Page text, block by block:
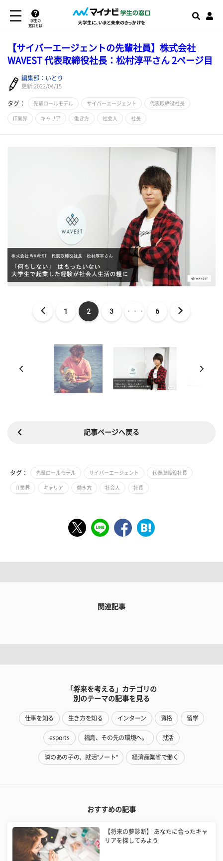
学生の
窓口とは
【サイバーエージェントの先輩社員】株式会社
WAVEST 代表取締役社長：松村淳平さん 2ページ目
編集部：いとり
更新:2022/04/15
タグ： 先輩ロールモデル サイバーエージェント 代表取締役社長
IT業界 キャリア 働き方 社会人 社長
1 2 3 ・・・ 6
記事ページへ戻る
タグ： 先輩ロールモデル サイバーエージェント 代表取締役社長
IT業界 キャリア 働き方 社会人 社長
関連記事
「将来を考える」カテゴリの
別のテーマの記事を見る
仕事を知る 生き方を知る インターン 資格 留学
esports 福島、その先の環境へ。 就活
隣のあの子の、就活"ノート" 経済産業省で働く
おすすめの記事
【将来の夢診断】 あなたに合ったキャ
リアを探してみよう